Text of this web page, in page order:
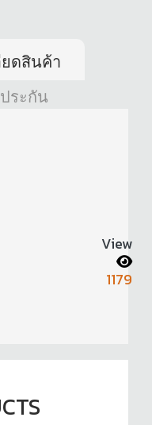
ยดสินค้า
ระกัน
View
1179